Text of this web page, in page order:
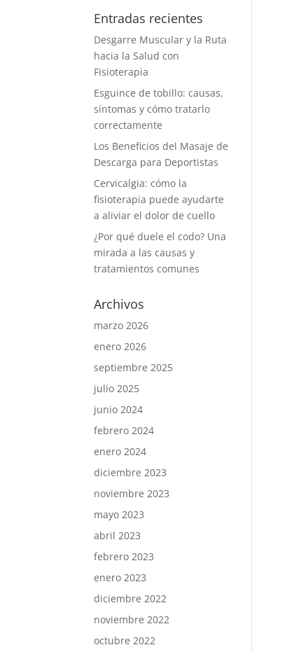
Entradas recientes
Desgarre Muscular y la Ruta
hacia la Salud con
Fisioterapia
Esguince de tobillo: causas,
síntomas y cómo tratarlo
correctamente
Los Beneficios del Masaje de
Descarga para Deportistas
Cervicalgia: cómo la
fisioterapia puede ayudarte
a aliviar el dolor de cuello
¿Por qué duele el codo? Una
mirada a las causas y
tratamientos comunes
Archivos
marzo 2026
enero 2026
septiembre 2025
julio 2025
junio 2024
febrero 2024
enero 2024
diciembre 2023
noviembre 2023
mayo 2023
abril 2023
febrero 2023
enero 2023
diciembre 2022
noviembre 2022
octubre 2022